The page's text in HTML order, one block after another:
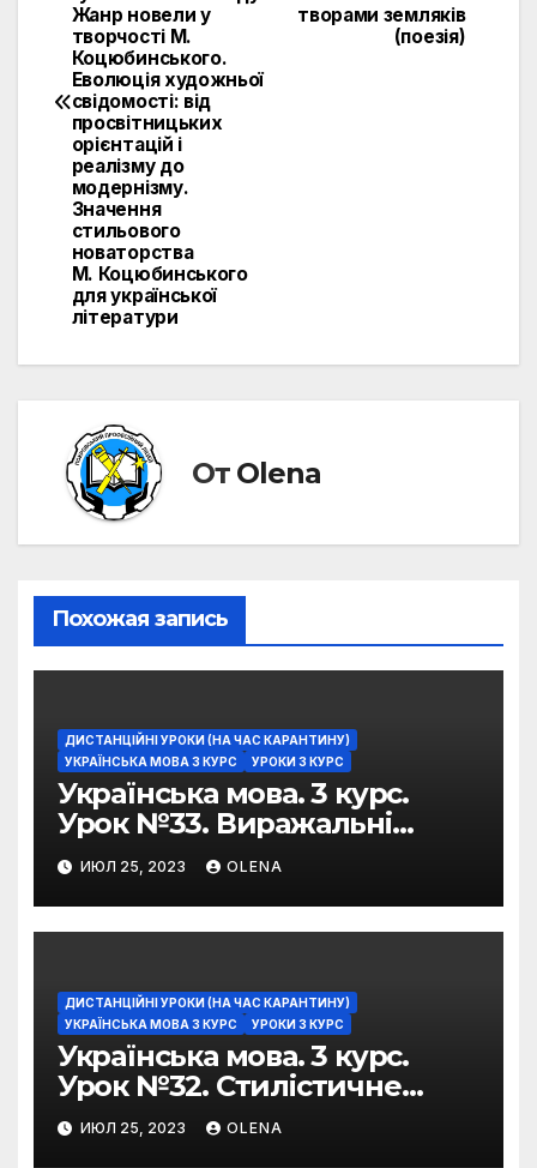
творами земляків
(поезія)
Жанр новели у
творчості М.
Коцюбинського.
Еволюція художньої
свідомості: від
просвітницьких
орієнтацій і
реалізму до
модернізму.
Значення
стильового
новаторства
М. Коцюбинського
для української
літератури
От Olena
Похожая запись
ДИСТАНЦІЙНІ УРОКИ (НА ЧАС КАРАНТИНУ)
УКРАЇНСЬКА МОВА 3 КУРС
УРОКИ 3 КУРС
Українська мова. 3 курс.
Урок №33. Виражальні
можливості фразеологізмів
ИЮЛ 25, 2023 OLENA
ДИСТАНЦІЙНІ УРОКИ (НА ЧАС КАРАНТИНУ)
УКРАЇНСЬКА МОВА 3 КУРС
УРОКИ 3 КУРС
Українська мова. 3 курс.
Урок №32. Стилістичне
забарвлення
фразеологізмів
ИЮЛ 25, 2023 OLENA